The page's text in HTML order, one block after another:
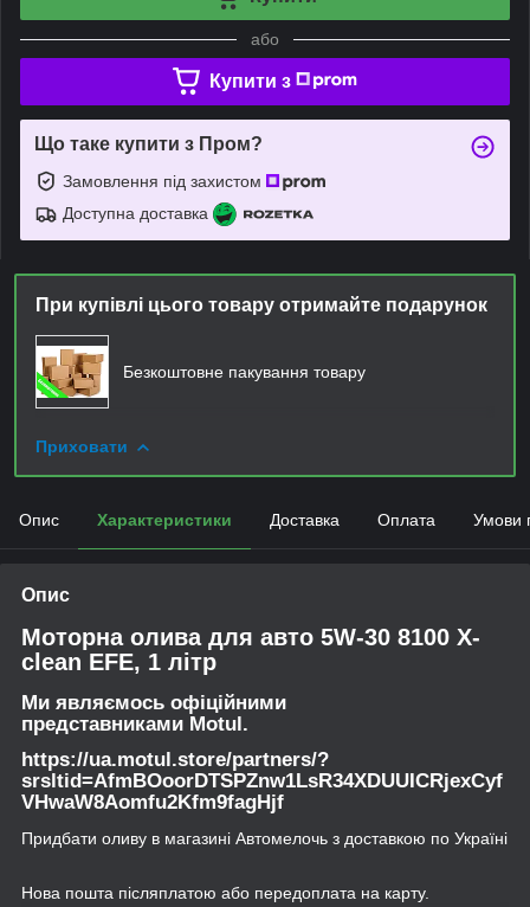
або
Купити з
Що таке купити з Пром?
Замовлення під захистом
Доступна доставка
При купівлі цього товару отримайте подарунок
Безкоштовне пакування товару
Приховати
Опис Характеристики Доставка Оплата Умови
Опис
Моторна олива для авто 5W-30 8100 X-
clean EFE, 1 літр
Ми являємось офіційними
представниками Motul.
https://ua.motul.store/partners/?
srsltid=AfmBOoorDTSPZnw1LsR34XDUUICRjexCyf
VHwaW8Aomfu2Kfm9fagHjf
Придбати оливу в магазині Автомелочь з доставкою по Україні
Нова пошта післяплатою або передоплата на карту.